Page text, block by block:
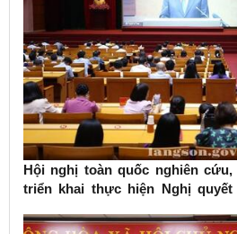
Hội nghị toàn quốc nghiên
triển khai thực hiện Nghị quyết